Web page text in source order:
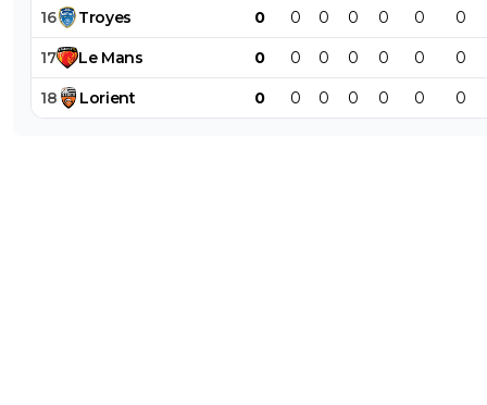
16 Troyes 0 0 0 0 0 0 0
17 Le Mans 0 0 0 0 0 0 0
18 Lorient 0 0 0 0 0 0 0